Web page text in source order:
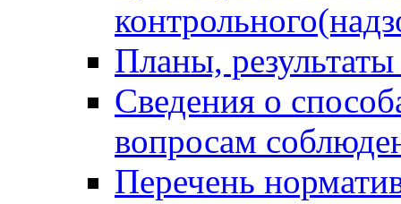
Планы,
Сведения о
вопросам
Перечень